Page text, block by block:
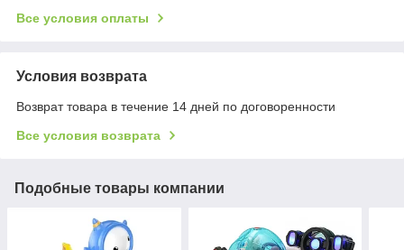
Все условия оплаты
Условия возврата
Возврат товара в течение 14 дней по договоренности
Все условия возврата
Подобные товары компании